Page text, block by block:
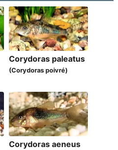
Corydoras paleatus
(Corydoras poivré)
Corydoras aeneus